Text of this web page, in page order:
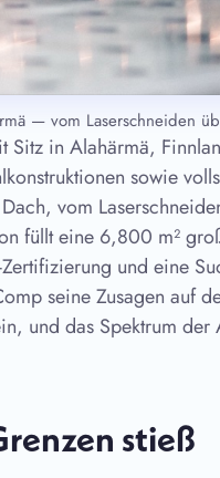
— vom Laserschneiden
in Alahärmä,
sowie
vom
füllt eine 6,800 m²
und eine
seine Zusagen auf
und das Spektrum der
stieß